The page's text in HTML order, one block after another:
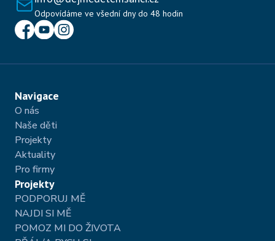
Odpovídáme ve všední dny do 48 hodin
Navigace
O nás
Naše děti
Projekty
Aktuality
Pro firmy
Projekty
PODPORUJ MĚ
NAJDI SI MĚ
POMOZ MI DO ŽIVOTA